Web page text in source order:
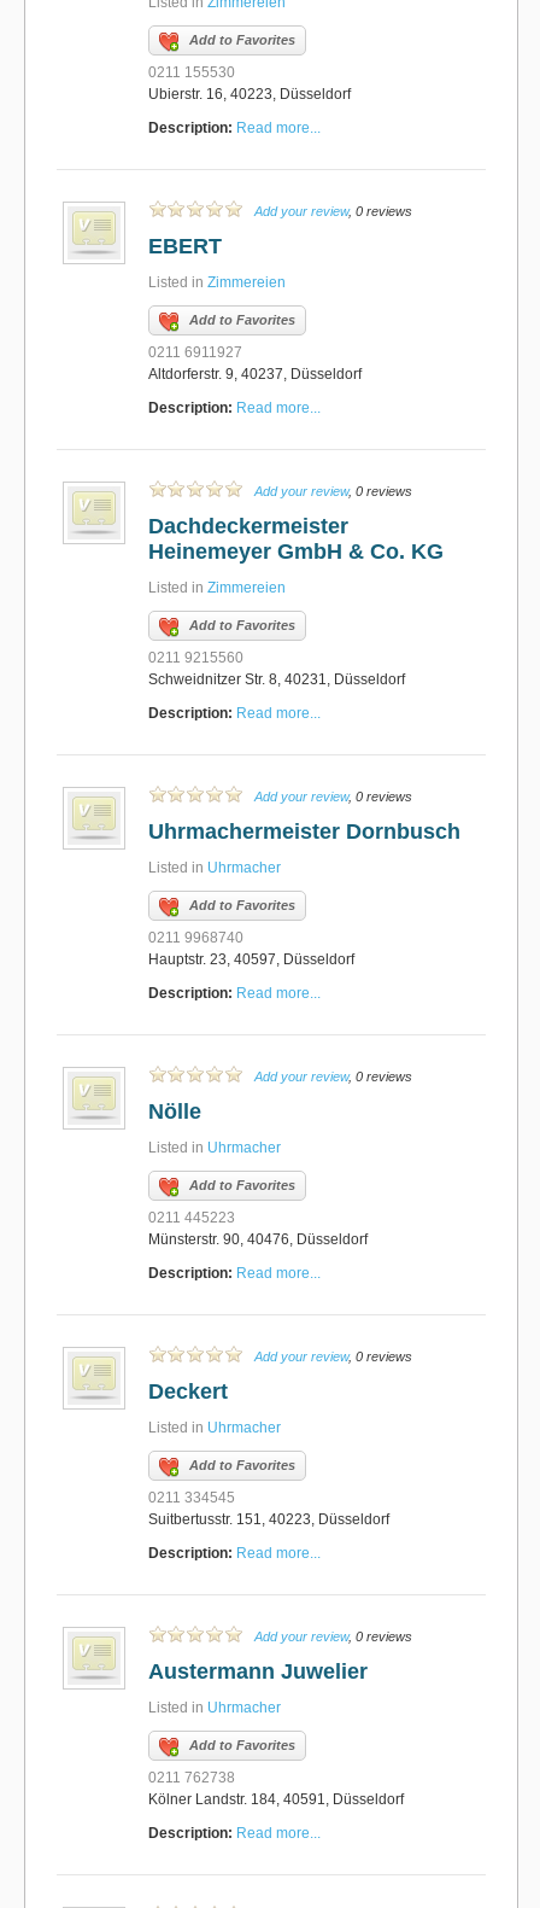
Add to Favorites
0211 155530
Ubierstr. 16, 40223, Düsseldorf
Description: Read more...
Add your review, 0 reviews
EBERT
Listed in Zimmereien
Add to Favorites
0211 6911927
Altdorferstr. 9, 40237, Düsseldorf
Description: Read more...
Add your review, 0 reviews
Dachdeckermeister
Heinemeyer GmbH & Co. KG
Listed in Zimmereien
Add to Favorites
0211 9215560
Schweidnitzer Str. 8, 40231, Düsseldorf
Description: Read more...
Add your review, 0 reviews
Uhrmachermeister Dornbusch
Listed in Uhrmacher
Add to Favorites
0211 9968740
Hauptstr. 23, 40597, Düsseldorf
Description: Read more...
Add your review, 0 reviews
Nölle
Listed in Uhrmacher
Add to Favorites
0211 445223
Münsterstr. 90, 40476, Düsseldorf
Description: Read more...
Add your review, 0 reviews
Deckert
Listed in Uhrmacher
Add to Favorites
0211 334545
Suitbertusstr. 151, 40223, Düsseldorf
Description: Read more...
Add your review, 0 reviews
Austermann Juwelier
Listed in Uhrmacher
Add to Favorites
0211 762738
Kölner Landstr. 184, 40591, Düsseldorf
Description: Read more...